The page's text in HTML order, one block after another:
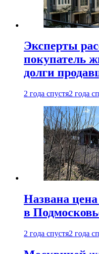
Эксперты
покупатель
долги
2 года спустя2 года
Названа
в
2 года спустя2 года